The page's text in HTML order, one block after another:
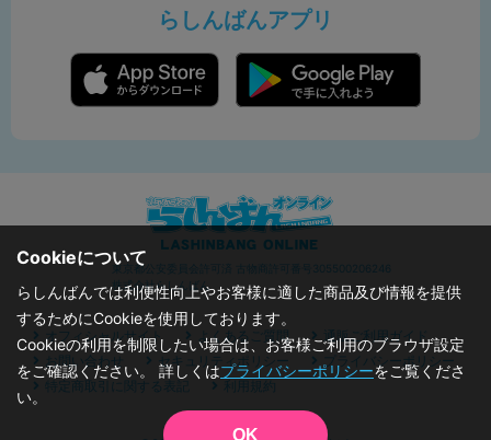
らしんばんアプリ
東京都公安委員会許可済 古物商許可番号305500206246
株式会社らしんばん
オフィシャルサイト よくあるご質問
通販ご利用ガイド
お問い合わせ
セキュリティポリシー
プライバシーポリシー
特定商取引に関する表記
利用規約
Cookieについて
らしんばんでは利便性向上やお客様に適した商品及び情報を提供
するためにCookieを使用しております。
Cookieの利用を制限したい場合は、お客様ご利用のブラウザ設定
をご確認ください。 詳しくはプライバシーポリシーをご覧くださ
い。
OK